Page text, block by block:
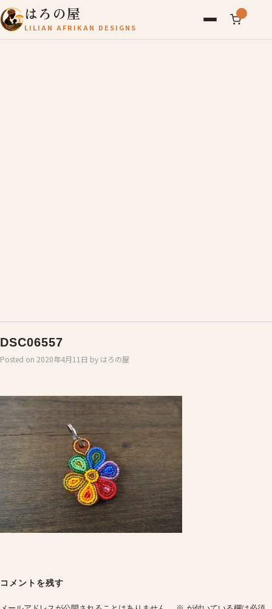
はろの屋
LILIAN AFRIKAN DESIGNS
DSC06557
Posted on 2020年4月11日 by はろの屋
navigation
コメントを残す